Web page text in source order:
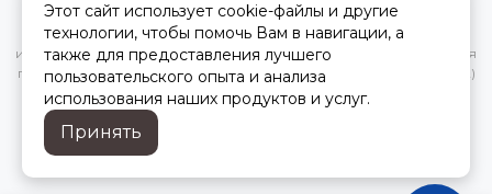
Вся представленная на сайте информация, касающаяся
характеристик, стоимости товаров и услуг, носит
информационный характер и ни при каких условиях не является
публичной офертой, определяемой положениями Статьи 437(2)
Гражданского кодекса РФ.
Этот сайт использует cookie-файлы и другие
технологии, чтобы помочь Вам в навигации, а
также для предоставления лучшего
пользовательского опыта и анализа
использования наших продуктов и услуг.
Принять